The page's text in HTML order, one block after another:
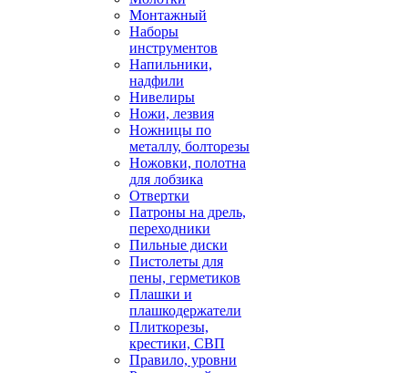
Монтажный
Наборы
инструментов
Напильники,
надфили
Нивелиры
Ножи, лезвия
Ножницы по
металлу, болторезы
Ножовки, полотна
для лобзика
Отвертки
Патроны на дрель,
переходники
Пильные диски
Пистолеты для
пены, герметиков
Плашки и
плашкодержатели
Плиткорезы,
крестики, СВП
Правило, уровни